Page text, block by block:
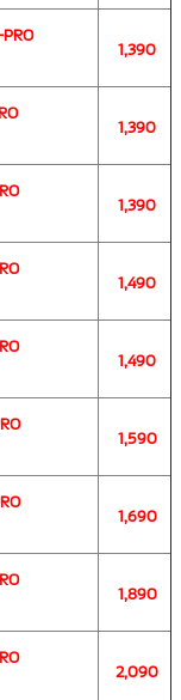
1,390
1,390
1,390
1,490
1,490
1,590
1,690
1,890
2,090